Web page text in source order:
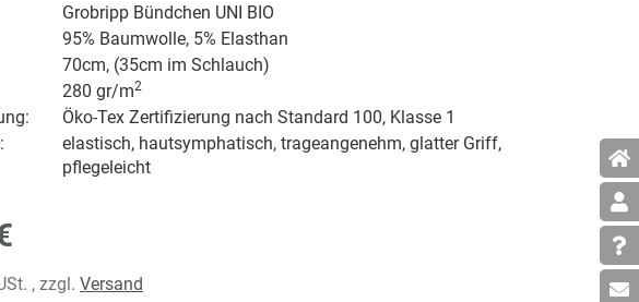
Grobripp Bündchen UNI BIO
95% Baumwolle, 5% Elasthan
70cm, (35cm im Schlauch)
280 gr/m2
Öko-Tex Zertifizierung nach Standard 100, Klasse 1
elastisch, hautsymphatisch, trageangenehm, glatter Griff,
pflegeleicht
, zzgl. Versand